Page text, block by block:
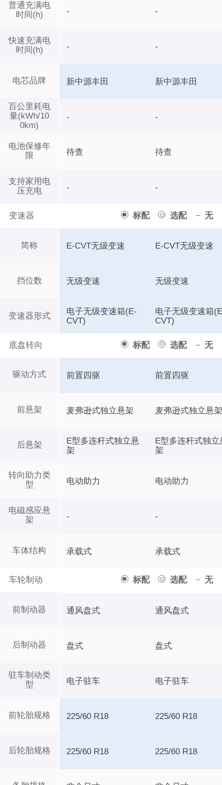
普通充满电
时间(h)
快速充满电
时间(h)
电芯品牌
百公里耗电
量(kWh/10
0km)
电池保修年
限
支持家用电
压充电
变速器 标配 选配 无
简称
挡位数
变速器形式
底盘转向 标配 选配 无
驱动方式
前悬架
后悬架
转向助力类
型
电磁感应悬
架
车体结构
车轮制动 标配 选配 无
前制动器
后制动器
驻车制动类
型
前轮胎规格
后轮胎规格
- -
- -
新中源丰田 新中源丰田
- -
待查 待查
- -
E-CVT无级变速 E-CVT无级变速
无级变速 无级变速
电子无级变速箱(E-
CVT)
电子无级变速箱
CVT)
前置四驱 前置四驱
麦弗逊式独立悬架 麦弗逊式独立悬
E型多连杆式独立悬
架
E型多连杆式独立
架
电动助力 电动助力
- -
承载式 承载式
通风盘式 通风盘式
盘式 盘式
电子驻车 电子驻车
225/60 R18 225/60 R18
225/60 R18 225/60 R18